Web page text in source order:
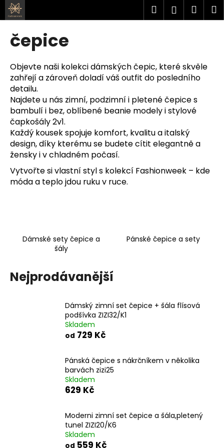
Přejít
na
obsah
Hledat
čepice
Objevte naši kolekci dámských čepic, které skvěle
zahřejí a zároveň doladí váš outfit do posledního
detailu.
Najdete u nás zimní, podzimní i pletené čepice s
bambulí i bez, oblíbené beanie modely i stylové
čapkošály 2v1.
Každý kousek spojuje komfort, kvalitu a italský
design, díky kterému se budete cítit elegantně a
žensky i v chladném počasí.
Vytvořte si vlastní styl s kolekcí Fashionweek – kde
móda a teplo jdou ruku v ruce.
Dámské sety čepice a
šály
Pánské čepice a sety
Nejprodávanější
Dámský zimní set čepice + šála flísová
podšívka ZIZI32/K1
Skladem
od 729 Kč
Pánská čepice s nákrčníkem v několika
barvách zizi25
Skladem
629 Kč
Moderni zimní set čepice a šála,pletený
tunel ZIZI20/K6
Skladem
od 559 Kč
o
o
p
o
t
ř
e
b
u
j
e
t
HLEDAT